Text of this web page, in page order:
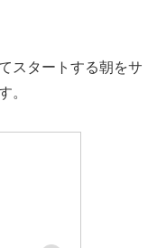
スタートする朝をサ
。